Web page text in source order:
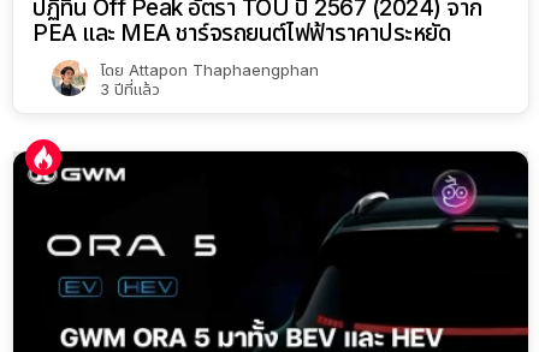
ปฏิทิน Off Peak อัตรา TOU ปี 2567 (2024) จาก
PEA และ MEA ชาร์จรถยนต์ไฟฟ้าราคาประหยัด
โดย Attapon Thaphaengphan
3 ปีที่แล้ว